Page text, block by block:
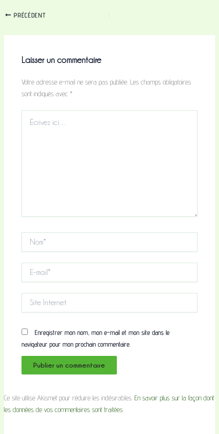
PRÉCÉDENT
Laisser un commentaire
Votre adresse e-mail ne sera pas publiée. Les champs obligatoires
sont indiqués avec*
mail*
Internet
Enregistrer mon nom, mon e-mail et mon site dans le
navigateur pour mon prochain commentaire.
Ce site utilise Akismet pour réduire les indésirables. En savoir plus sur la façon dont
les données de vos commentaires sont traitées.